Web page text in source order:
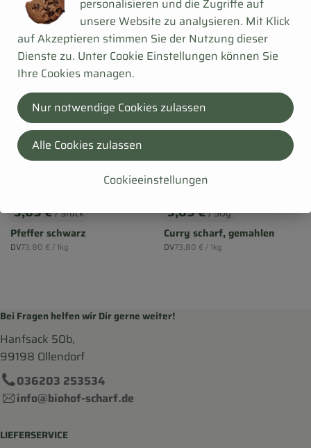
, Preis:
3,69 €/ Stück
Pfeffer schwarz
, Herkunft:
DV, Referenzpreis:
73,80 € / 1kg
eingeplant
, Preis:
3,69 €/ 50g
Curry scharf, gemahlen
, Herkunft:
DV, Referenzpreis:
73,80 €/ 1kg
1 x 50g
Bei Fragen helfen wir Dir gerne weiter!
Hanfsack 50b,
99198 Ollendorf
036203 253534
info@biohof-scharf.de
LIEFERSERVICE
personalisieren und die Zugriffe auf
unsere Website zu analysieren. Mit Klick
auf Akzeptieren stimmen Sie der Nutzung dieser
Dienste zu. Unter Cookie Einstellungen können Sie
Ihre Cookies managen.
Cookieeinstellungen
Nur notwendige Cookies zulassen
Alle Cookies zulassen